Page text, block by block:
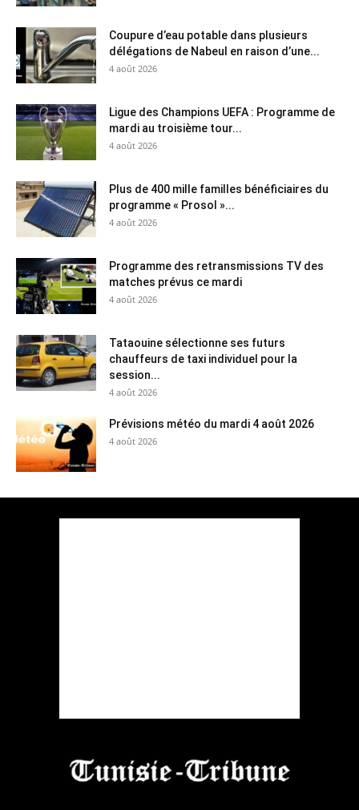
Coupure d’eau potable dans plusieurs
délégations de Nabeul en raison d’une...
4 août 2026
Ligue des Champions UEFA : Programme de
mardi au troisième tour...
4 août 2026
Plus de 400 mille familles bénéficiaires du
programme « Prosol »...
4 août 2026
Programme des retransmissions TV des
matches prévus ce mardi
4 août 2026
Tataouine sélectionne ses futurs
chauffeurs de taxi individuel pour la
session...
4 août 2026
Prévisions météo du mardi 4 août 2026
4 août 2026